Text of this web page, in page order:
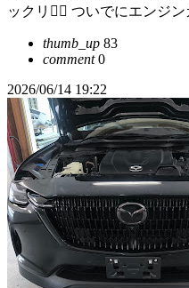
ックリ😵‍💫 ついでにエンジ
thumb_up 83
comment0
2026/06/14 19:22